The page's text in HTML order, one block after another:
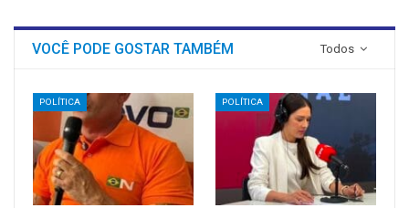
Todos
VOCÊ PODE GOSTAR TAMBÉM
POLÍTICA POLÍTICA